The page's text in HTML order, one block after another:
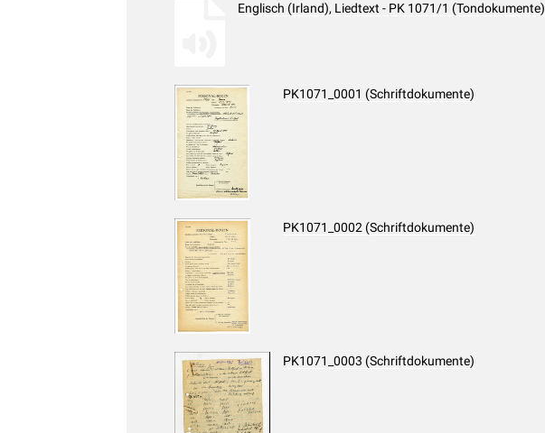
Englisch (Irland), Liedtext - PK 1071/1 (Tondokumente)
PK1071_0001 (Schriftdokumente)
PK1071_0002 (Schriftdokumente)
PK1071_0003 (Schriftdokumente)